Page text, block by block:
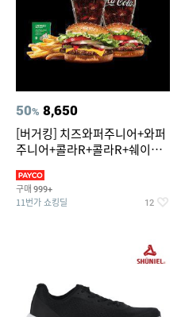
50% 8,650
[버거킹] 치즈와퍼주니어+와퍼
주니어+콜라R+콜라R+쉐이킹
구매 999+
11번가 쇼킹딜 12